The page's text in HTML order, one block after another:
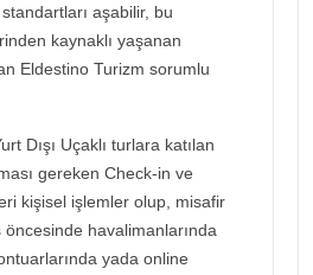
aşabilir, bu
kaynaklı yaşanan
Eldestino Turizm sorumlu
Dışı Uçaklı turlara katılan
gereken Check-in ve
kişisel işlemler olup, misafir
öncesinde havalimanlarında
yada online